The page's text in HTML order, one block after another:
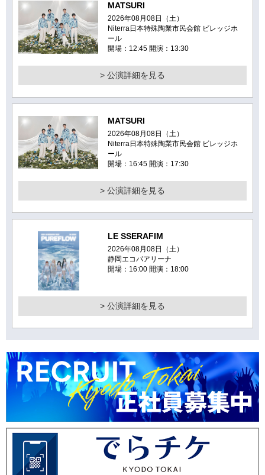
MATSURI
2026年08月08日（土）
Niterra日本特殊陶業市民会館 ビレッジホ
ール
開場：12:45 開演：13:30
> 公演詳細を見る
MATSURI
2026年08月08日（土）
Niterra日本特殊陶業市民会館 ビレッジホ
ール
開場：16:45 開演：17:30
> 公演詳細を見る
LE SSERAFIM
2026年08月08日（土）
静岡エコパアリーナ
開場：16:00 開演：18:00
> 公演詳細を見る